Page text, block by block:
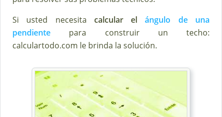
Si usted necesita calcular elángulo de una
pendiente para construir un techo:
calculartodo.com le brinda la solución.